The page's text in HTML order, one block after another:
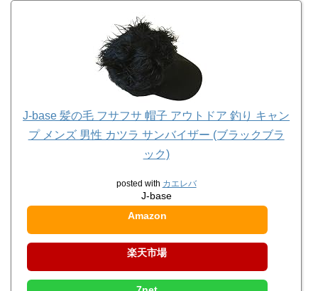
J-base 髪の毛 フサフサ 帽子 アウトドア 釣り キャン
プ メンズ 男性 カツラ サンバイザー (ブラックブラ
ック)
posted with カエレバ
J-base
Amazon
楽天市場